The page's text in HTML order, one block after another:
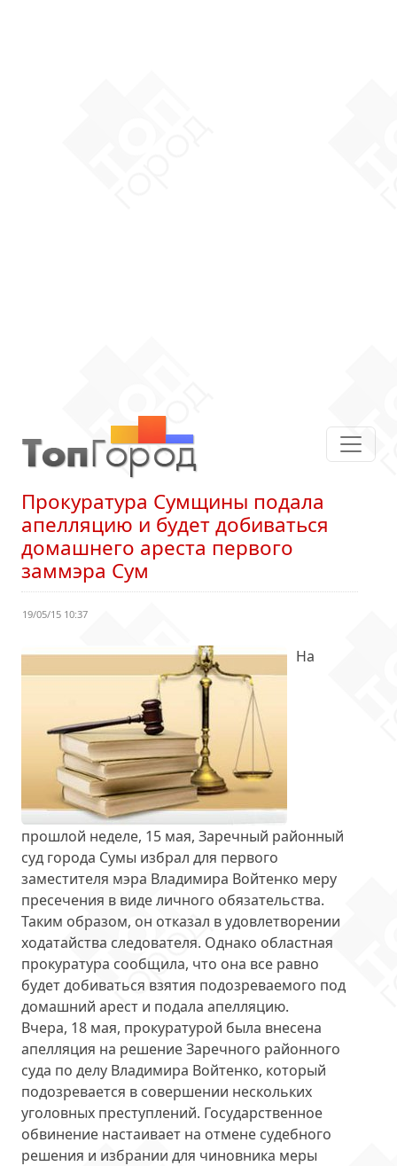
Прокуратура Сумщины подала
апелляцию и будет добиваться
домашнего ареста первого
заммэра Сум
19/05/15 10:37
На
прошлой неделе, 15 мая, Заречный районный
суд города Сумы избрал для первого
заместителя мэра Владимира Войтенко меру
пресечения в виде личного обязательства.
Таким образом, он отказал в удовлетворении
ходатайства следователя. Однако областная
прокуратура сообщила, что она все равно
будет добиваться взятия подозреваемого под
домашний арест и подала апелляцию.
Вчера, 18 мая, прокуратурой была внесена
апелляция на решение Заречного районного
суда по делу Владимира Войтенко, который
подозревается в совершении нескольких
уголовных преступлений. Государственное
обвинение настаивает на отмене судебного
решения и избрании для чиновника меры